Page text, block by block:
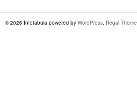
© 2026 Infotabula powered by WordPress Regal Theme